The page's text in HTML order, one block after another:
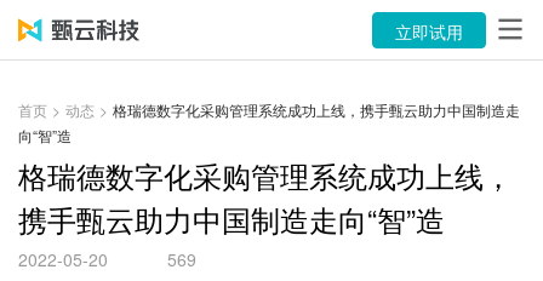
产品
资源中心
关于
立即试用
首页 > 动态 > 格瑞德数字化采购管理系统成功上线，携手甄云助力中国制造走
向“智”造
格瑞德数字化采购管理系统成功上线，
携手甄云助力中国制造走向“智”造
2022-05-20 569